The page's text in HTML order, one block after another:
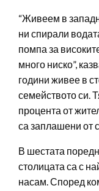
“Живеем в
ни спирали
помпа за
много ниско”,
години живее в
семейството си.
процента от
са заплашени от
В шестата
столицата са с
насам. Според